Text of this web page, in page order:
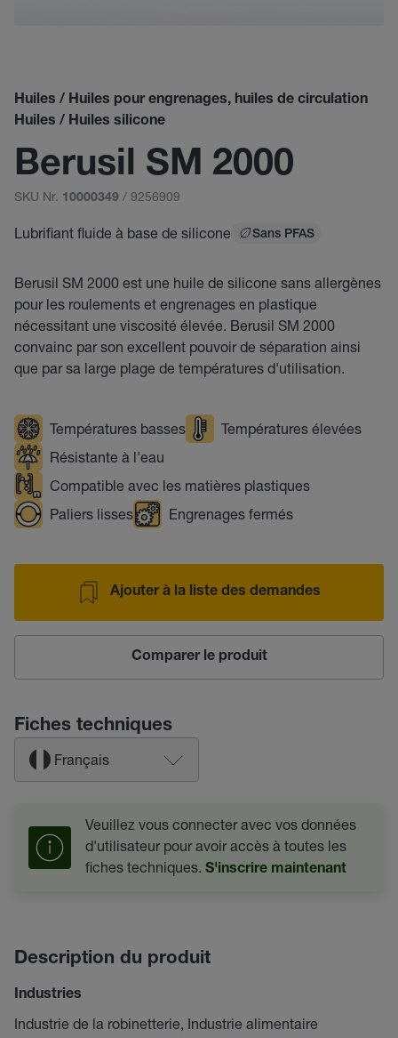
Huiles / Huiles pour engrenages, huiles de circulation
Huiles / Huiles silicone
Berusil SM 2000
SKU Nr. 10000349 / 9256909
Lubrifiant fluide à base de silicone Sans PFAS
Berusil SM 2000 est une huile de silicone sans allergènes
pour les roulements et engrenages en plastique
nécessitant une viscosité élevée. Berusil SM 2000
convainc par son excellent pouvoir de séparation ainsi
que par sa large plage de températures d'utilisation.
Températures basses
Températures élevées
Résistante à l'eau
Compatible avec les matières plastiques
Paliers lisses
Engrenages fermés
Ajouter à la liste des demandes
Comparer le produit
Fiches techniques
Français
Veuillez vous connecter avec vos données
d'utilisateur pour avoir accès à toutes les
fiches techniques. S'inscrire maintenant
Description du produit
Industries
Industrie de la robinetterie, Industrie alimentaire